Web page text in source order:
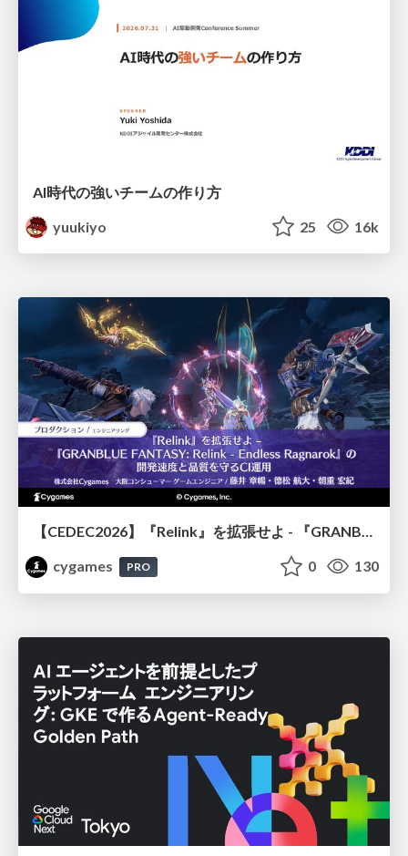
AI時代の強いチームの作り方
yuukiyo
25 16k
【CEDEC2026】『Relink』を拡張せよ - 『GRANBLUE FANTASY: Relink - Endless Ragnarok』の開発速度と品質を守るCI運用
cygames
PRO 0 130